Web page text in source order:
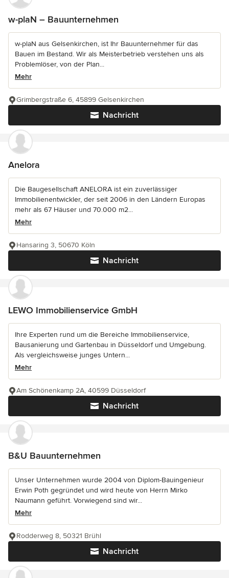
w-plaN – Bauunternehmen
w-plaN aus Gelsenkirchen, ist Ihr Bauunternehmer für das
Bauen im Bestand. Wir als Meisterbetrieb verstehen uns als
Problemlöser, von der Plan...
Mehr
Nachricht
Grimbergstraße 6, 45899 Gelsenkirchen
Anelora
Die Baugesellschaft ANELORA ist ein zuverlässiger
Immobilienentwickler, der seit 2006 in den Ländern Europas
mehr als 67 Häuser und 70.000 m2...
Mehr
Nachricht
Hansaring 3, 50670 Köln
LEWO Immobilienservice GmbH
Ihre Experten rund um die Bereiche Immobilienservice,
Bausanierung und Gartenbau in Düsseldorf und Umgebung.
Als vergleichsweise junges Untern...
Mehr
Nachricht
Am Schönenkamp 2A, 40599 Düsseldorf
B&U Bauunternehmen
Unser Unternehmen wurde 2004 von Diplom-Bauingenieur
Erwin Poth gegründet und wird heute von Herrn Mirko
Naumann geführt. Vorwiegend sind wir...
Mehr
Nachricht
Rodderweg 8, 50321 Brühl